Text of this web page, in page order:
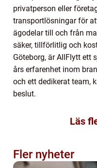
privatperson eller
transportlösningar för
ägodelar till och från
säker, tillförlitlig och
Göteborg, är AllFlytt ett
års erfarenhet inom
och ett dedikerat team,
beslut.
Läs
Fler nyheter